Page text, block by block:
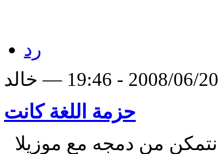
رد
حزمة اللغة كانت
من دمجه مع موزيلا